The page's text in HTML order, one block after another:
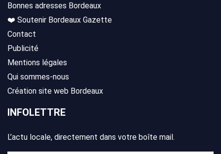
Bonnes adresses Bordeaux
❤️ Soutenir Bordeaux Gazette
Contact
Publicité
Mentions légales
Qui sommes-nous
Création site web Bordeaux
INFOLETTRE
L’actu locale, directement dans votre boîte mail.